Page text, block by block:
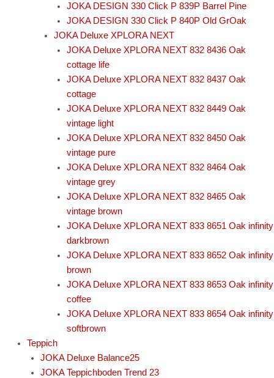
JOKA DESIGN 330 Click P 839P Barrel Pine
JOKA DESIGN 330 Click P 840P Old GrOak
JOKA Deluxe XPLORA NEXT
JOKA Deluxe XPLORA NEXT 832 8436 Oak
cottage life
JOKA Deluxe XPLORA NEXT 832 8437 Oak
cottage
JOKA Deluxe XPLORA NEXT 832 8449 Oak
vintage light
JOKA Deluxe XPLORA NEXT 832 8450 Oak
vintage pure
JOKA Deluxe XPLORA NEXT 832 8464 Oak
vintage grey
JOKA Deluxe XPLORA NEXT 832 8465 Oak
vintage brown
JOKA Deluxe XPLORA NEXT 833 8651 Oak infinity
darkbrown
JOKA Deluxe XPLORA NEXT 833 8652 Oak infinity
brown
JOKA Deluxe XPLORA NEXT 833 8653 Oak infinity
coffee
JOKA Deluxe XPLORA NEXT 833 8654 Oak infinity
softbrown
Teppich
JOKA Deluxe Balance25
JOKA Teppichboden Trend 23